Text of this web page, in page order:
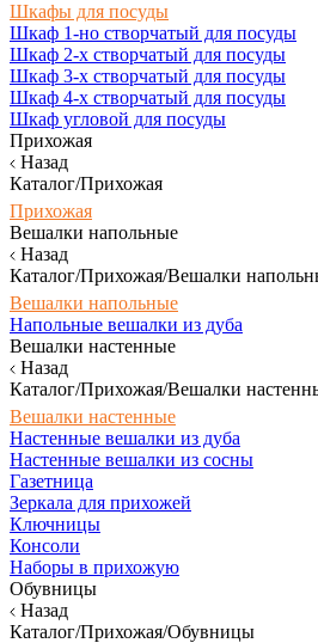
Шкафы для посуды
Шкаф 1-но створчатый для посуды
Шкаф 2-х створчатый для посуды
Шкаф 3-х створчатый для посуды
Шкаф 4-х створчатый для посуды
Шкаф угловой для посуды
Прихожая
Назад
Каталог/Прихожая
Прихожая
Вешалки напольные
Назад
Каталог/Прихожая/Вешалки
Вешалки напольные
Напольные вешалки из дуба
Вешалки настенные
Назад
Каталог/Прихожая/Вешалки
Вешалки настенные
Настенные вешалки из дуба
Настенные вешалки из сосны
Газетница
Зеркала для прихожей
Ключницы
Консоли
Наборы в прихожую
Обувницы
Назад
Каталог/Прихожая/Обувницы